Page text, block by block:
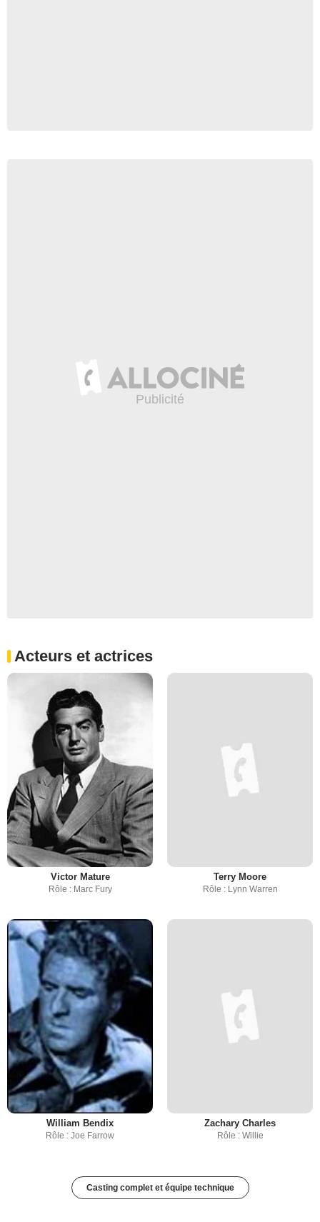
Acteurs et actrices
Victor Mature
Rôle : Marc Fury
Terry Moore
Rôle : Lynn Warren
William Bendix
Rôle : Joe Farrow
Zachary Charles
Rôle : Willie
Casting complet et équipe technique